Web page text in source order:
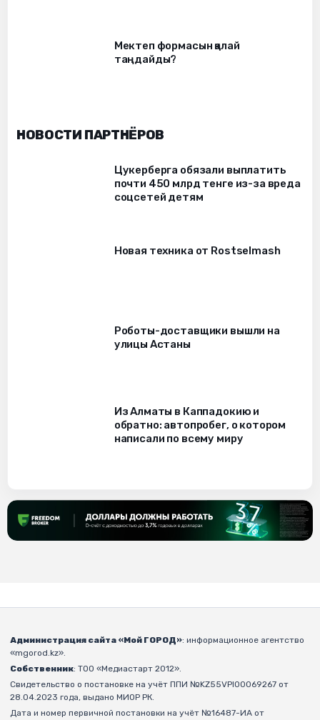
Мектеп формасын қалай
таңдайды?
НОВОСТИ ПАРТНЁРОВ
Цукерберга обязали выплатить
почти 450 млрд тенге из-за вреда
соцсетей детям
Новая техника от Rostselmash
Роботы-доставщики вышли на
улицы Астаны
Из Алматы в Каппадокию и
обратно: автопробег, о котором
написали по всему миру
Администрация сайта «Мой ГОРОД»: информационное агентство
«mgorod.kz».
Собственник: ТОО «Медиастарт 2012».
Свидетельство о постановке на учёт ППИ №KZ55VPI00069267 от
28.04.2023 года, выдано МИОР РК.
Дата и номер первичной постановки на учёт №16487-ИА от